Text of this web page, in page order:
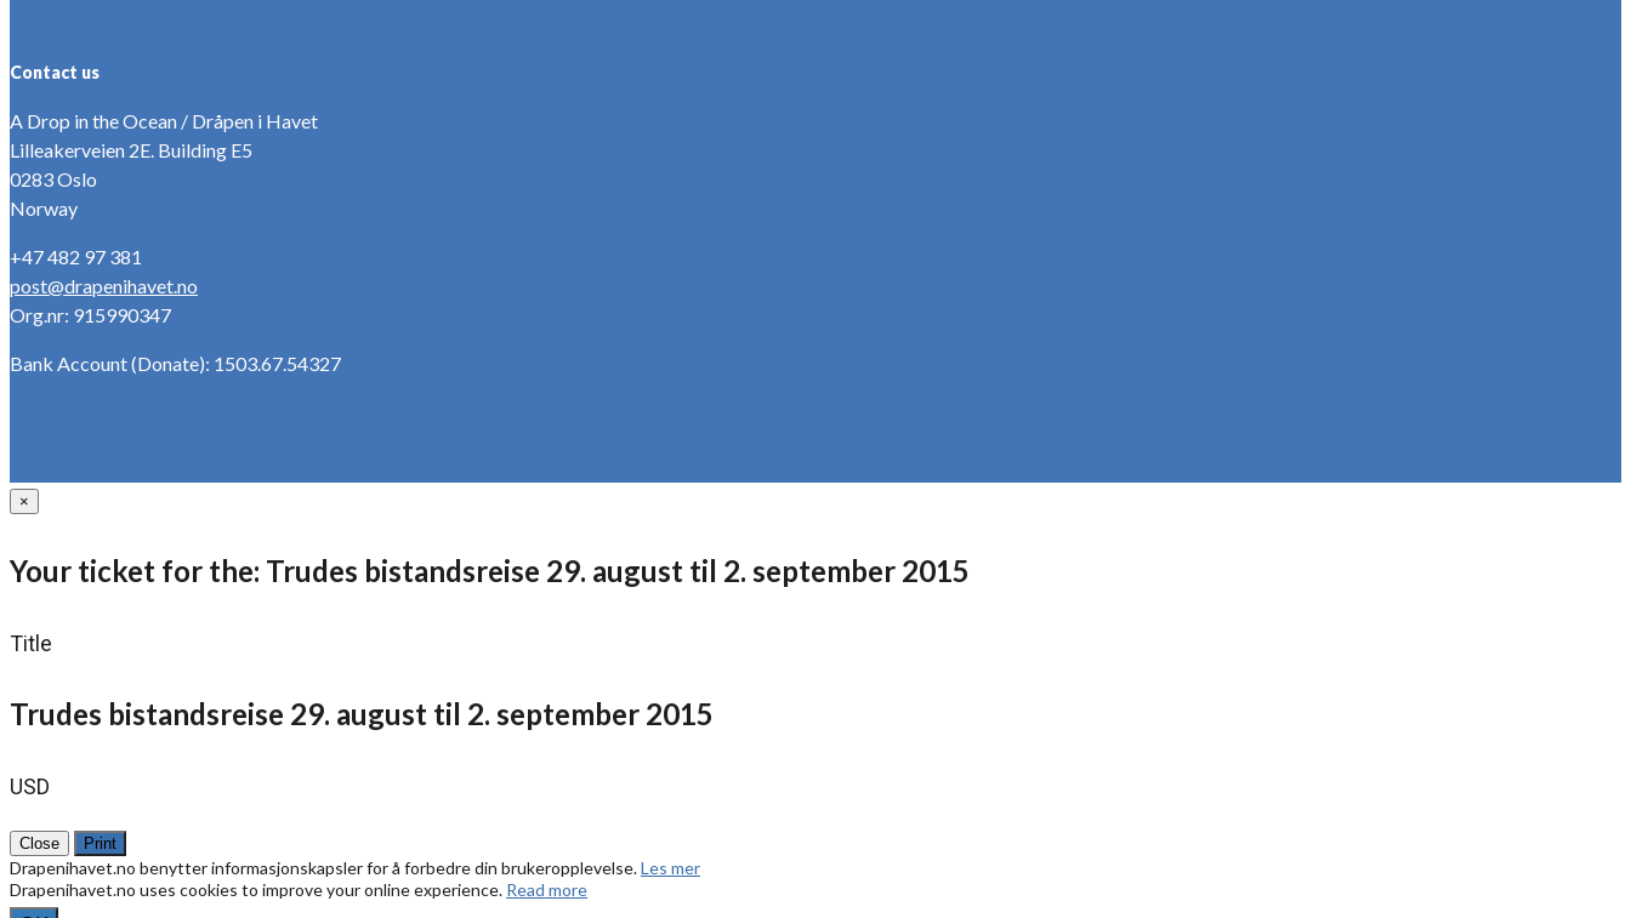
Contact us
A Drop in the Ocean / Dråpen i Havet
Lilleakerveien 2E. Building E5
0283 Oslo
Norway
+47 482 97 381
post@drapenihavet.no
Org.nr: 915990347
Bank Account (Donate): 1503.67.54327
×
Your ticket for the: Trudes bistandsreise 29. august til 2. september 2015
Title
Trudes bistandsreise 29. august til 2. september 2015
USD
Close Print
Drapenihavet.no benytter informasjonskapsler for å forbedre din brukeropplevelse.Les mer
Drapenihavet.no uses cookies to improve your online experience. Read more